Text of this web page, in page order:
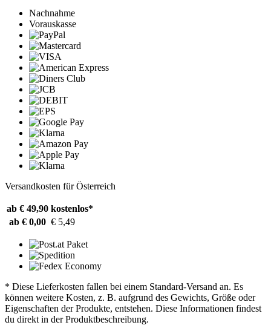
Nachnahme
Vorauskasse
Versandkosten für Österreich
ab € 49,90 kostenlos*
ab € 0,00 € 5,49
* Diese Lieferkosten fallen bei einem Standard-Versand an. Es
können weitere Kosten, z. B. aufgrund des Gewichts, Größe oder
Eigenschaften der Produkte, entstehen. Diese Informationen findest
du direkt in der Produktbeschreibung.